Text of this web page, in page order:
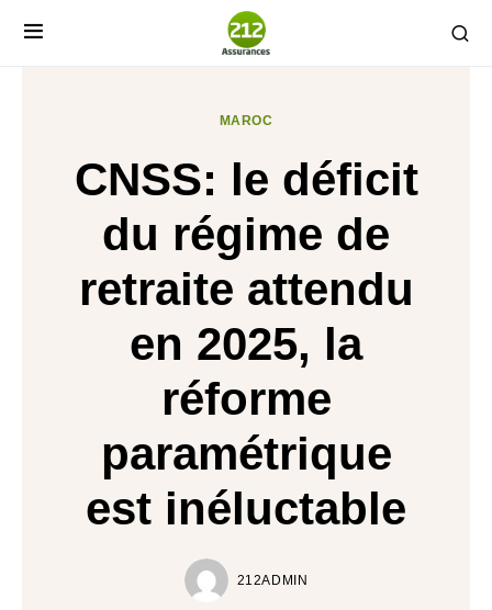
MAROC
CNSS: le déficit
du régime de
retraite attendu
en 2025, la
réforme
paramétrique
est inéluctable
212ADMIN